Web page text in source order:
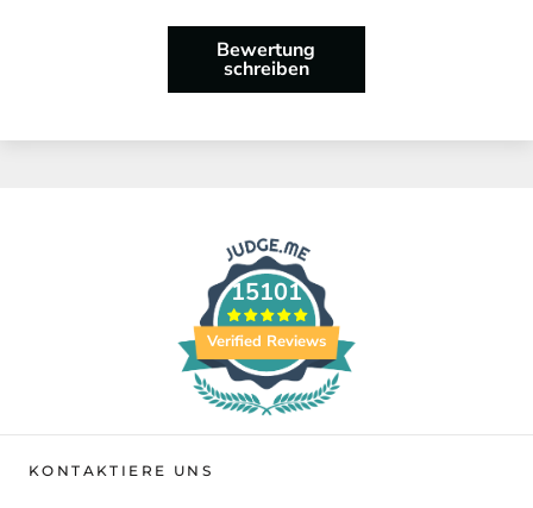
Bewertung
schreiben
15101
Verified Reviews
KONTAKTIERE UNS